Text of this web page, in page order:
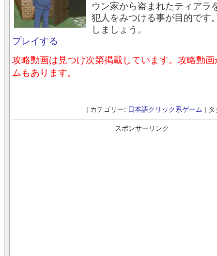
ウン家から盗まれたティアラ
犯人をみつける事が目的です
しましょう。
プレイする
攻略動画は見つけ次第掲載しています。攻略動
ムもあります。
| カテゴリー: 日本語クリック系ゲーム |
スポンサーリンク